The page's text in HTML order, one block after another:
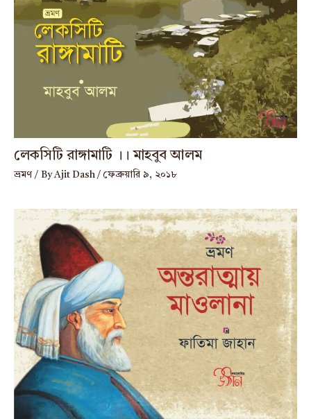
লেকসিটি রাঙ্গামাটি ।। মাহবুব আলম
ভ্রমণ / ByAjit Dash / ফেব্রুয়ারি ৯, ২০১৮